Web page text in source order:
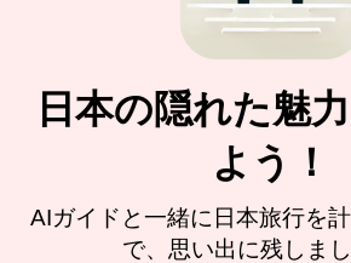
日本の隠れた魅
よう！
AIガイドと一緒に日本旅行を
で、思い出に残しまし